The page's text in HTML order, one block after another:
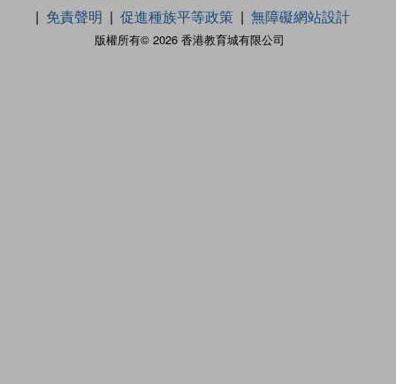
版權所有© 2026 香港教育城有限公司
免責聲明
促進種族平等政策 無障礙網站設計